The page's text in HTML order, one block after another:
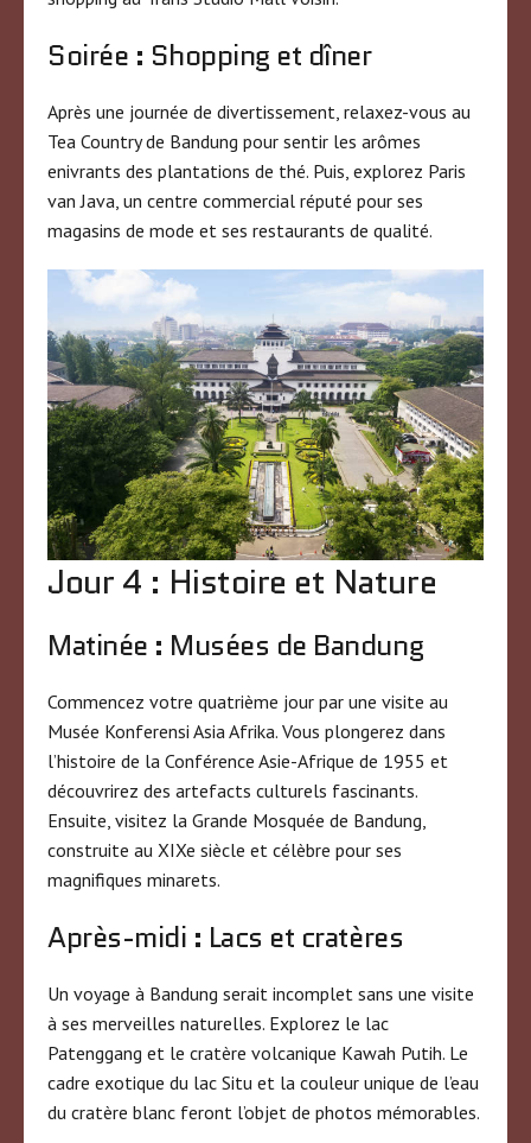
Soirée : Shopping et dîner
Après une journée de divertissement, relaxez-vous au
Tea Country de Bandung pour sentir les arômes
enivrants des plantations de thé. Puis, explorez Paris
van Java, un centre commercial réputé pour ses
magasins de mode et ses restaurants de qualité.
Jour 4 : Histoire et Nature
Matinée : Musées de Bandung
Commencez votre quatrième jour par une visite au
Musée Konferensi Asia Afrika. Vous plongerez dans
l’histoire de la Conférence Asie-Afrique de 1955 et
découvrirez des artefacts culturels fascinants.
Ensuite, visitez la Grande Mosquée de Bandung,
construite au XIXe siècle et célèbre pour ses
magnifiques minarets.
Après-midi : Lacs et cratères
Un voyage à Bandung serait incomplet sans une visite
à ses merveilles naturelles. Explorez le lac
Patenggang et le cratère volcanique Kawah Putih. Le
cadre exotique du lac Situ et la couleur unique de l’eau
du cratère blanc feront l’objet de photos mémorables.